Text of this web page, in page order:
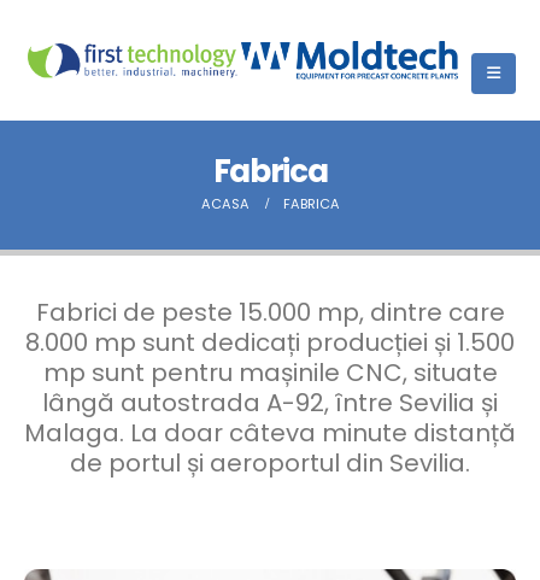
Fabrica
ACASA FABRICA
Fabrici de peste 15.000 mp, dintre care
8.000 mp sunt dedicați producției și 1.500
mp sunt pentru mașinile CNC, situate
lângă autostrada A-92, între Sevilia și
Malaga. La doar câteva minute distanță
de portul și aeroportul din Sevilia.